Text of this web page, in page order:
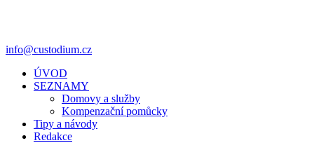
info@custodium.cz
ÚVOD
SEZNAMY
Domovy a služby
Kompenzační pomůcky
Tipy a návody
Redakce